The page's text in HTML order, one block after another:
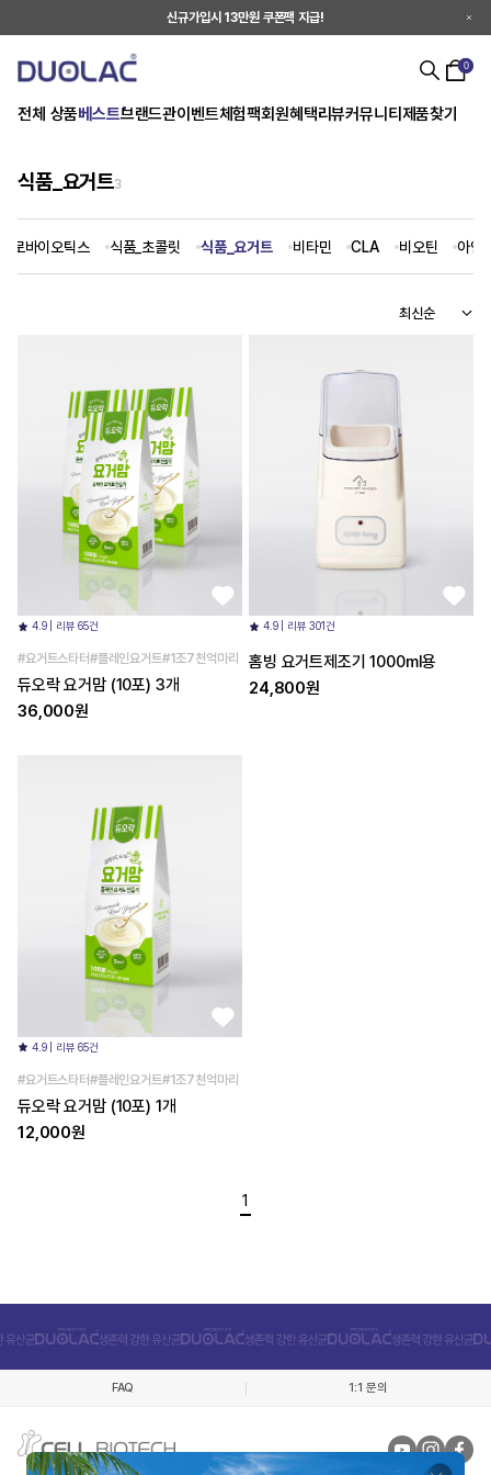
신규가입시 13만원 쿠폰팩 지급!
전체 상품베스트브랜드관이벤트체험팩회원혜택리뷰커뮤니티 제품찾기
0
식품_요거트3
로바이오틱스 식품_초콜릿 식품_요거트 비타민 CLA 비오틴 아연
4.9 | 리뷰 65건
#요거트스타터#플레인요거트#1조7천억마리
듀오락 요거맘 (10포) 3개
36,000원
4.9 | 리뷰 301건
홈빙 요거트제조기 1000ml용
24,800원
4.9 | 리뷰 65건
#요거트스타터#플레인요거트#1조7천억마리
듀오락 요거맘 (10포) 1개
12,000원
1
FAQ 1:1 문의